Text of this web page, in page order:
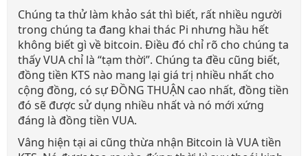
Chúng ta thử làm khảo sát thì biết, rất nhiều người
trong chúng ta đang khai thác Pi nhưng hầu hết
không biết gì về bitcoin. Điều đó chỉ rõ cho chúng ta
thấy VUA chỉ là “tạm thời”. Chúng ta đều cũng biết,
đồng tiền KTS nào mang lại giá trị nhiều nhất cho
cộng đồng, có sự ĐỒNG THUẬN cao nhất, đồng tiền
đó sẽ được sử dụng nhiều nhất và nó mới xứng
đáng là đồng tiền VUA.
Vâng hiện tại ai cũng thừa nhận Bitcoin là VUA tiền